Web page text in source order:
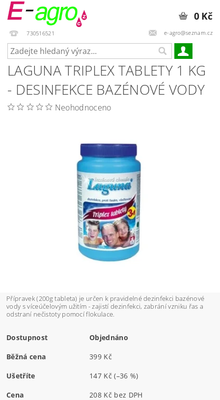
730516521 e-agro@seznam.cz
0 Kč
LAGUNA TRIPLEX TABLETY 1 KG
- DESINFEKCE BAZÉNOVÉ VODY
Neohodnoceno
Přípravek (200g tableta) je určen k pravidelné dezinfekci bazénové
vody s víceúčelovým užitím - zajistí dezinfekci, zabrání vzniku řas a
odstraní nečistoty pomocí flokulace.
Dostupnost Objednáno
Běžná cena 399 Kč
Ušetříte 147 Kč(–36 %)
Cena 208 Kč bez DPH